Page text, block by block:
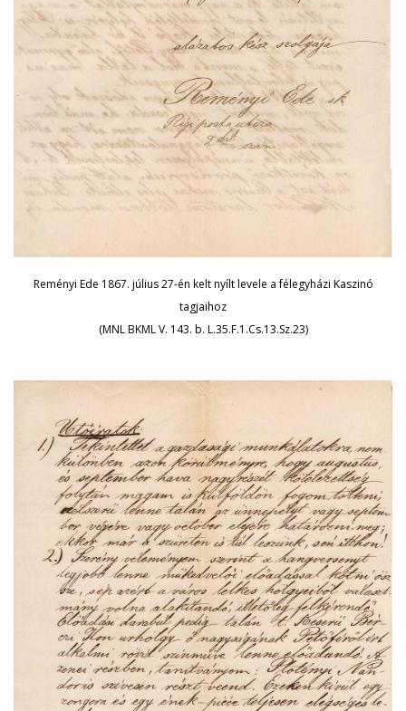
Reményi Ede 1867. július 27-én kelt nyílt levele a félegyházi Kaszinó
tagjaihoz
(MNL BKML V. 143. b. L.35.F.1.Cs.13.Sz.23)